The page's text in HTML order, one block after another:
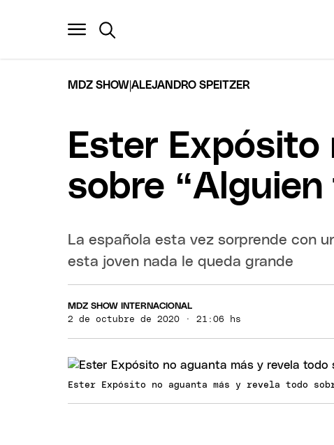
MDZ SHOW|ALEJANDRO SPEITZER
Ester
sobre
La española esta vez sorprende con
esta joven nada le queda grande
MDZ SHOW INTERNACIONAL
2 de octubre de 2020 · 21:06 hs
Ester Expósito no aguanta más y revela todo